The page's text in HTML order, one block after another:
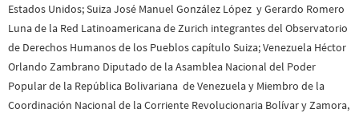
Estados Unidos; Suiza José Manuel González López y Gerardo Romero
Luna de la Red Latinoamericana de Zurich integrantes del Observatorio
de Derechos Humanos de los Pueblos capítulo Suiza; Venezuela Héctor
Orlando Zambrano Diputado de la Asamblea Nacional del Poder
Popular de la República Bolivariana de Venezuela y Miembro de la
Coordinación Nacional de la Corriente Revolucionaria Bolívar y Zamora,